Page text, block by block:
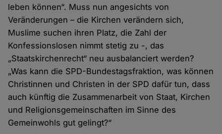
leben können“. Muss nun angesichts von
Veränderungen – die Kirchen verändern sich,
Muslime suchen ihren Platz, die Zahl der
Konfessionslosen nimmt stetig zu -, das
„Staatskirchenrecht“ neu ausbalanciert werden?
„Was kann die SPD-Bundestagsfraktion, was können
Christinnen und Christen in der SPD dafür tun, dass
auch künftig die Zusammenarbeit von Staat, Kirchen
und Religionsgemeinschaften im Sinne des
Gemeinwohls gut gelingt?“